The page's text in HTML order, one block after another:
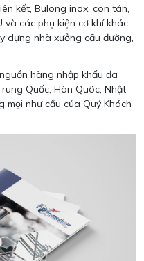
kết, Bulong inox, con tán,
và các phụ kiện cơ khí khác
dựng nhà xưởng cầu đường,
hàng nhập khẩu đa
Quốc, Hàn Quôc, Nhật
như cầu của Quý Khách